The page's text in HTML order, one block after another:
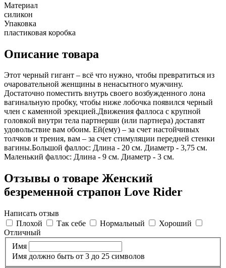
Материал
силикон
Упаковка
пластиковая коробка
Описание товара
Этот черный гигант – всё что нужно, чтобы превратиться из
очаровательной женщины в ненасытного мужчину.
Достаточно поместить внутрь своего возбужденного лона
вагинальную пробку, чтобы ниже лобочка появился черный
член с каменной эрекцией.Движения фаллоса с крупной
головкой внутри тела партнерши (или партнера) доставят
удовольствие вам обоим. Ей(ему) – за счет настойчивых
толчков и трения, вам – за счет стимуляции передней стенки
вагины.Большой фаллос: Длина - 20 см. Диаметр - 3,75 см.
Маленький фаллос: Длина - 9 см. Диаметр - 3 см.
Отзывы о товаре Женский
безременной страпон Love Rider
Написать отзыв
Плохой
Так себе Нормальный
Хороший
Отличный
Имя
Имя должно быть от 3 до 25 символов